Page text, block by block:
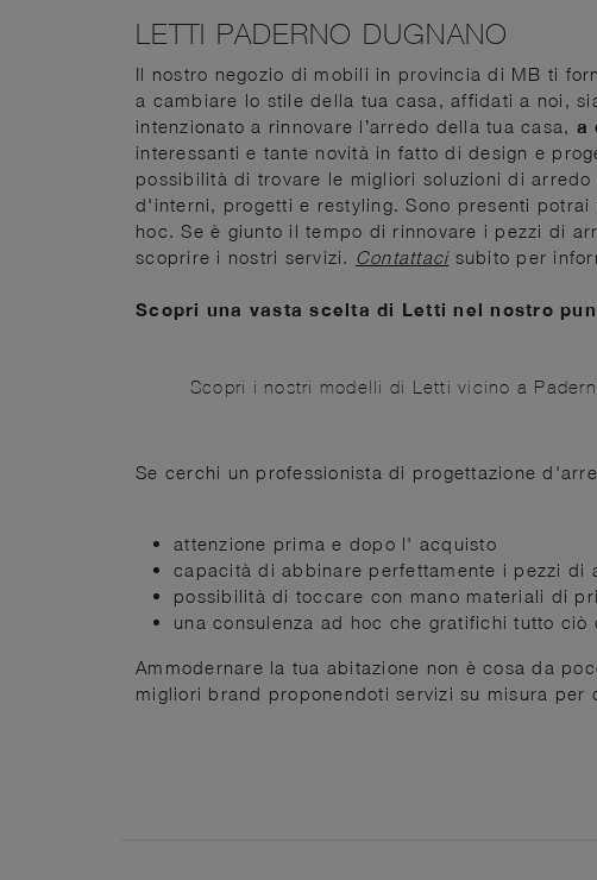
LETTI PADERNO DUGNANO
Il nostro negozio di mobili in provincia di MB ti
a cambiare lo stile della tua casa, affidati a noi,
intenzionato a rinnovare l’arredo della tua casa, a
interessanti e tante novità in fatto di design e
possibilità di trovare le migliori soluzioni di
d'interni, progetti e restyling. Sono presenti
hoc. Se è giunto il tempo di rinnovare i pezzi di
scoprire i nostri servizi. Contattacisubito per
Scopri una vasta scelta di Letti nel nostro
Scopri i nostri modelli di Letti vicino a
Se cerchi un professionista di progettazione
attenzione prima e dopo l' acquisto
capacità di abbinare perfettamente i pezzi di
possibilità di toccare con mano materiali di
una consulenza ad hoc che gratifichi tutto ciò
Ammodernare la tua abitazione non è cosa da
migliori brand proponendoti servizi su misura per